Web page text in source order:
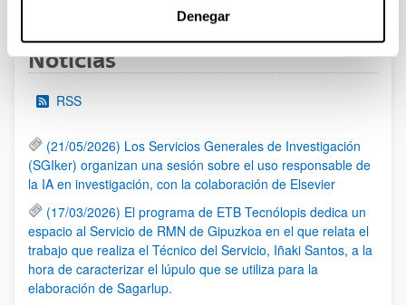
Denegar
Noticias
RSS
(21/05/2026) Los Servicios Generales de Investigación
(SGIker) organizan una sesión sobre el uso responsable de
la IA en investigación, con la colaboración de Elsevier
(17/03/2026) El programa de ETB Tecnólopis dedica un
espacio al Servicio de RMN de Gipuzkoa en el que relata el
trabajo que realiza el Técnico del Servicio, Iñaki Santos, a la
hora de caracterizar el lúpulo que se utiliza para la
elaboración de Sagarlup.